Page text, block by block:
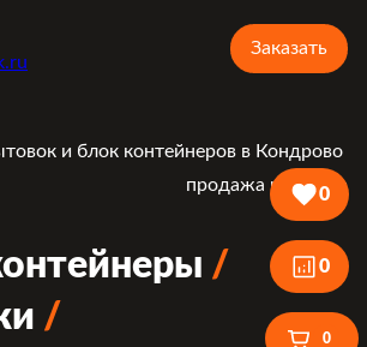
Заказать
и блок контейнеров в Кондрово
продажа и аренда
0
0
0